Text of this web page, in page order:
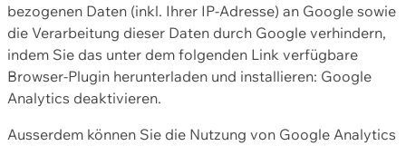
bezogenen Daten (inkl. Ihrer IP-Adresse) an Google sowie
die Verarbeitung dieser Daten durch Google verhindern,
indem Sie das unter dem folgenden Link verfügbare
Browser-Plugin herunterladen und installieren: Google
Analytics deaktivieren.
Ausserdem können Sie die Nutzung von Google Analytics